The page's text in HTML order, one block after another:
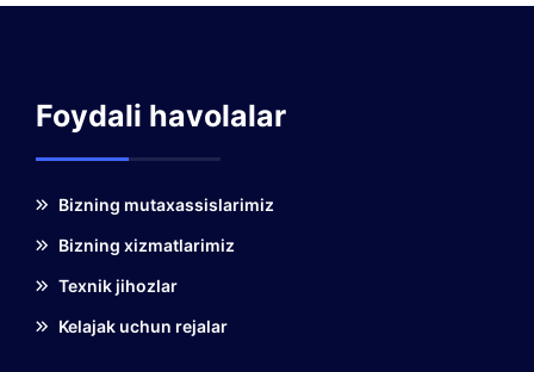
Foydali havolalar
Bizning mutaxassislarimiz
Bizning xizmatlarimiz
Texnik jihozlar
Kelajak uchun rejalar